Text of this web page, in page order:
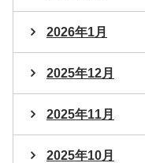
2026年1月
2025年12月
2025年11月
2025年10月